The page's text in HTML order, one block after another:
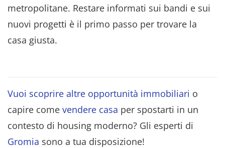
metropolitane. Restare informati sui bandi e sui
nuovi progetti è il primo passo per trovare la
casa giusta.
Vuoi scoprire altre opportunità immobiliari o
capire come vendere casa per spostarti in un
contesto di housing moderno? Gli esperti di
Gromia sono a tua disposizione!